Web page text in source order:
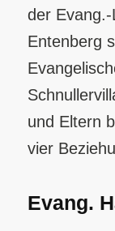
der
Entenberg
und Eltern
vier
Evang.